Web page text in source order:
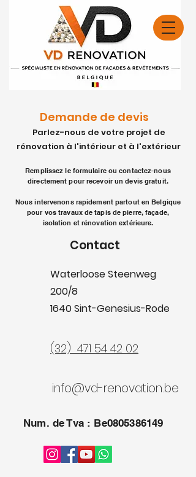
Demande de devis
Parlez-nous de votre projet de
rénovation à l'intérieur et à l'extérieur
Remplissez le formulaire ou contactez-nous
directement pour recevoir un devis gratuit.
Nous intervenons rapidement partout en Belgique
pour vos travaux de tapis de pierre, façade,
isolation et rénovation extérieure.
Contact
Waterloose Steenweg
200/8
1640 Sint-Genesius-Rode
(32) 471 54 42 02
info@vd-renovation.be
Num. de Tva : Be0805386149